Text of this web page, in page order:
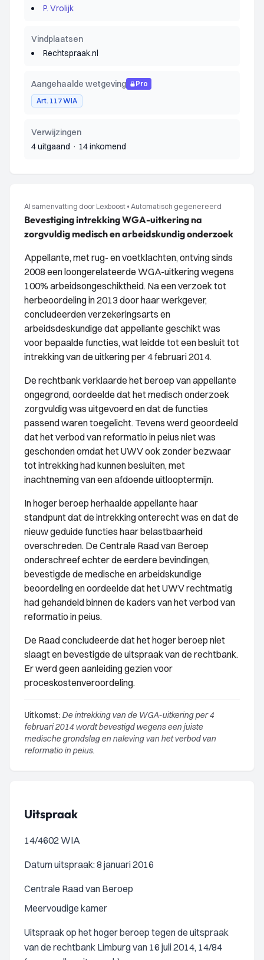
P. Vrolijk
Vindplaatsen
Rechtspraak.nl
Aangehaalde wetgeving
Pro
Art. 117 WIA
Verwijzingen
4 uitgaand · 14 inkomend
AI samenvatting door Lexboost • Automatisch gegenereerd
Bevestiging intrekking WGA-uitkering na
zorgvuldig medisch en arbeidskundig onderzoek
Appellante, met rug- en voetklachten, ontving sinds
2008 een loongerelateerde WGA-uitkering wegens
100% arbeidsongeschiktheid. Na een verzoek tot
herbeoordeling in 2013 door haar werkgever,
concludeerden verzekeringsarts en
arbeidsdeskundige dat appellante geschikt was
voor bepaalde functies, wat leidde tot een besluit tot
intrekking van de uitkering per 4 februari 2014.
De rechtbank verklaarde het beroep van appellante
ongegrond, oordeelde dat het medisch onderzoek
zorgvuldig was uitgevoerd en dat de functies
passend waren toegelicht. Tevens werd geoordeeld
dat het verbod van reformatio in peius niet was
geschonden omdat het UWV ook zonder bezwaar
tot intrekking had kunnen besluiten, met
inachtneming van een afdoende uitlooptermijn.
In hoger beroep herhaalde appellante haar
standpunt dat de intrekking onterecht was en dat de
nieuw geduide functies haar belastbaarheid
overschreden. De Centrale Raad van Beroep
onderschreef echter de eerdere bevindingen,
bevestigde de medische en arbeidskundige
beoordeling en oordeelde dat het UWV rechtmatig
had gehandeld binnen de kaders van het verbod van
reformatio in peius.
De Raad concludeerde dat het hoger beroep niet
slaagt en bevestigde de uitspraak van de rechtbank.
Er werd geen aanleiding gezien voor
proceskostenveroordeling.
Uitkomst: De intrekking van de WGA-uitkering per 4
februari 2014 wordt bevestigd wegens een juiste
medische grondslag en naleving van het verbod van
reformatio in peius.
Uitspraak
14/4602 WIA
Datum uitspraak: 8 januari 2016
Centrale Raad van Beroep
Meervoudige kamer
Uitspraak op het hoger beroep tegen de uitspraak
van de rechtbank Limburg van 16 juli 2014, 14/84